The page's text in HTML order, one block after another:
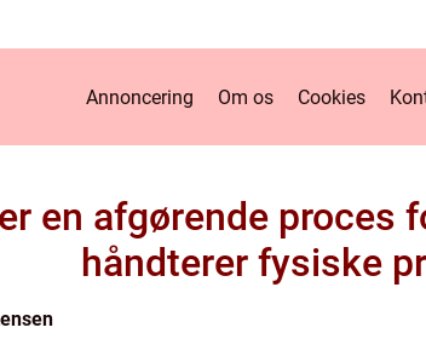
Annoncering Om os Cookies
en afgørende proces
håndterer fysiske